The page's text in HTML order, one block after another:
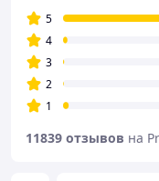
5
4
3
2
1
11839 отзывов на